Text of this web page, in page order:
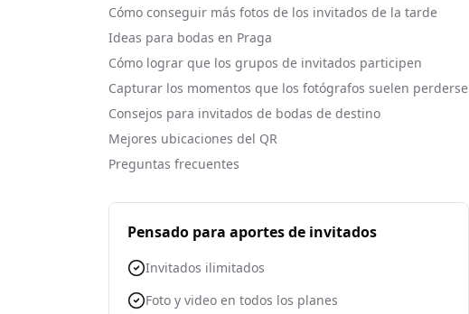
Cómo conseguir más fotos de los invitados de la tarde
Ideas para bodas en Praga
Cómo lograr que los grupos de invitados participen
Capturar los momentos que los fotógrafos suelen perderse
Consejos para invitados de bodas de destino
Mejores ubicaciones del QR
Preguntas frecuentes
Pensado para aportes de invitados
Invitados ilimitados
Foto y video en todos los planes